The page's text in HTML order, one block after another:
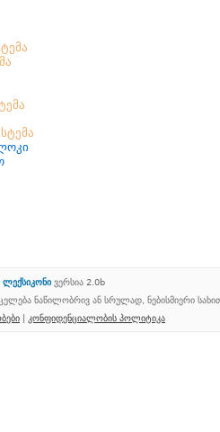
ვერსია 2.0b
ნაწილობრივ ან სრულად, ნებისმიერი
| კონფიდენციალობის პოლიტიკა